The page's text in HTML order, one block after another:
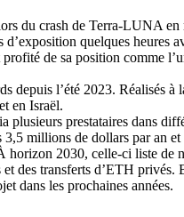
du crash de Terra-LUNA
quelques heures
de sa position comme
depuis l’été 2023. Réalisés à
en Israël.
plusieurs prestataires dans
millions de dollars par an
horizon 2030, celle-ci liste de
des transferts d’ETH
dans les prochaines années.